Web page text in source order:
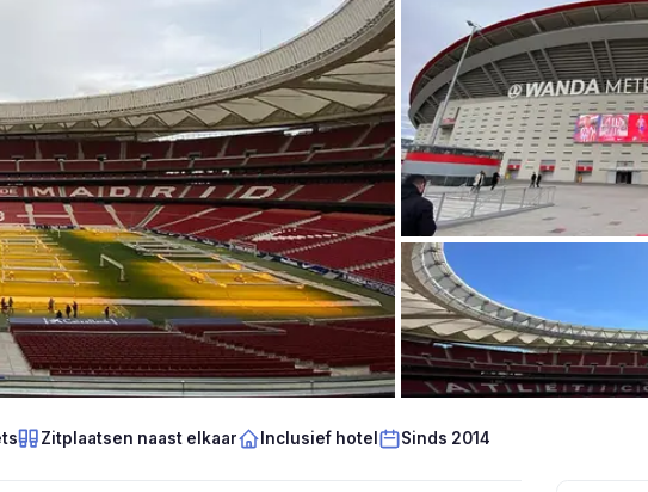
Zitplaatsen naast elkaar Inclusief hotel Sinds 2014